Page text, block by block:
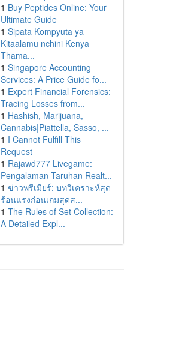
1 Buy Peptides Online: Your
Ultimate Guide
1 Sipata Kompyuta ya
Kitaalamu nchini Kenya
Thama...
1 Singapore Accounting
Services: A Price Guide fo...
1 Expert Financial Forensics:
Tracing Losses from...
1 Hashish, Marijuana,
Cannabis|Piattella, Sasso, ...
1 I Cannot Fulfill This
Request
1 Rajawd777 Livegame:
Pengalaman Taruhan Realt...
1 ข่าวพรีเมียร์: บทวิเคราะห์สุด
ร้อนแรงก่อนเกมสุดส...
1 The Rules of Set Collection:
A Detailed Expl...